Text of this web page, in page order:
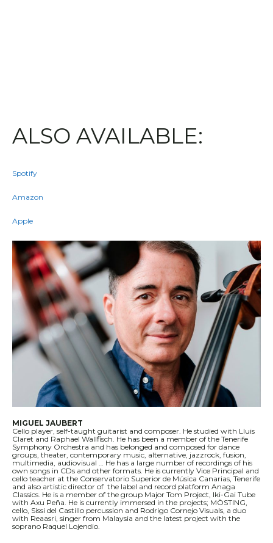
ALSO AVAILABLE:
Spotify
Amazon
Apple
MIGUEL JAUBERT
Cello player, self-taught guitarist and composer. He studied with Lluis
Claret and Raphael Wallfisch. He has been a member of the Tenerife
Symphony Orchestra and has belonged and composed for dance
groups, theater, contemporary music, alternative, jazzrock, fusion,
multimedia, audiovisual … He has a large number of recordings of his
own songs in CDs and other formats. He is currently Vice Principal and
cello teacher at the Conservatorio Superior de Música Canarias, Tenerife
and also artistic director of the label and record platform Anaga
Classics. He is a member of the group Major Tom Project, Iki-Gai Tube
with Axu Peña. He is currently immersed in the projects; MÖSTING,
cello, Sissi del Castillo percussion and Rodrigo Cornejo Visuals, a duo
with Reaasri, singer from Malaysia and the latest project with the
soprano Raquel Lojendio.